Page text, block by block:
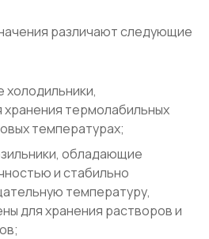
различают следующие
термолабильных
температурах;
обладающие
и стабильно
температуру,
для хранения растворов и